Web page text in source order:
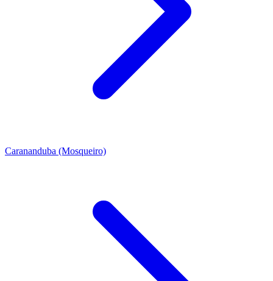
Carananduba (Mosqueiro)